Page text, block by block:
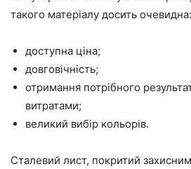
такого матеріалу досить очевидна:
доступна ціна;
довговічність;
отримання потрібного
витратами;
великий вибір кольорів.
Сталевий лист, покритий